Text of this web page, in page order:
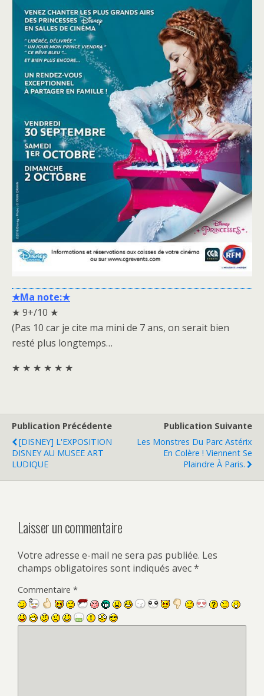
★Ma note:★
★ 9+/10 ★
(Pas 10 car je cite ma mini de 7 ans, on serait bien
resté plus longtemps…
★ ★ ★ ★ ★ ★
Publication Précédente
[DISNEY] L'EXPOSITION
DISNEY AU MUSEE ART
LUDIQUE
Publication Suivante
Les Monstres Du Parc Astérix
En Colère ! Viennent Se
Plaindre À Paris.
Laisser un commentaire
Votre adresse e-mail ne sera pas publiée. Les
champs obligatoires sont indiqués avec*
Commentaire *